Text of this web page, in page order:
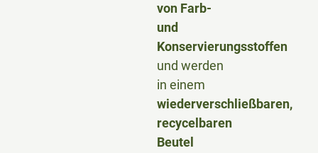
von Farb-
und
Konservierungsstoffen
und werden
in einem
wiederverschließbaren,
recycelbaren
Beutel